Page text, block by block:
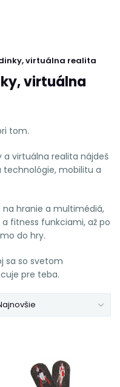
virtuálna realita
virtuálna
tom.
a virtuálna realita nájdeš
technológie, mobilitu a
hranie a multimédiá,
fitness funkciami, až po
do hry.
sa so svetom
pre teba.